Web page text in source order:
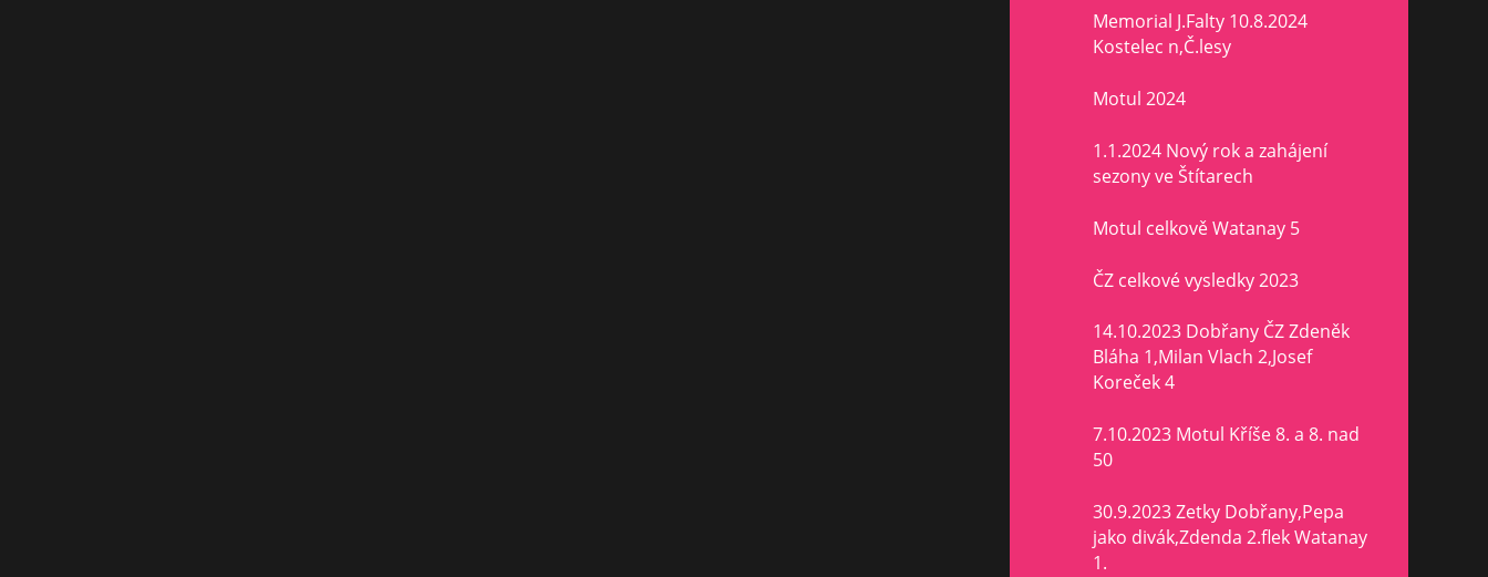
Memorial J.Falty 10.8.2024
Kostelec n,Č.lesy
Motul 2024
1.1.2024 Nový rok a zahájení
sezony ve Štítarech
Motul celkově Watanay 5
ČZ celkové vysledky 2023
14.10.2023 Dobřany ČZ Zdeněk
Bláha 1,Milan Vlach 2,Josef
Koreček 4
7.10.2023 Motul Kříše 8. a 8. nad
50
30.9.2023 Zetky Dobřany,Pepa
jako divák,Zdenda 2.flek Watanay
1.